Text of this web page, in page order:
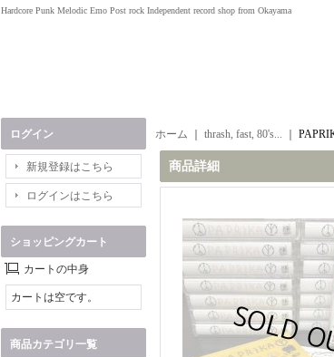
Hardcore Punk Melodic Emo Post rock Independent record shop from Okayama
ログイン
新規登録はこちら
ログインはこちら
ショッピングカート
カートの中身
カートは空です。
商品カテゴリ一覧
ホーム thrash, fast, 80's...
商品詳細